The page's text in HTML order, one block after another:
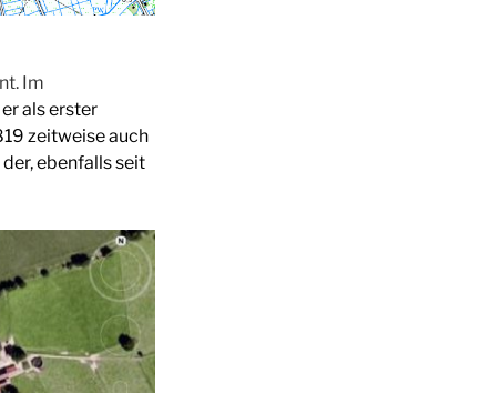
Im
als erster
zeitweise auch
ebenfalls seit